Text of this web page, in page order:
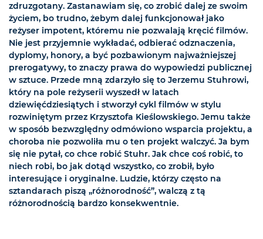
zdruzgotany. Zastanawiam się, co zrobić dalej ze swoim
życiem, bo trudno, żebym dalej funkcjonował jako
reżyser impotent, któremu nie pozwalają kręcić filmów.
Nie jest przyjemnie wykładać, odbierać odznaczenia,
dyplomy, honory, a być pozbawionym najważniejszej
prerogatywy, to znaczy prawa do wypowiedzi publicznej
w sztuce. Przede mną zdarzyło się to Jerzemu Stuhrowi,
który na pole reżyserii wyszedł w latach
dziewięćdziesiątych i stworzył cykl filmów w stylu
rozwiniętym przez Krzysztofa Kieślowskiego. Jemu także
w sposób bezwzględny odmówiono wsparcia projektu, a
choroba nie pozwoliła mu o ten projekt walczyć. Ja bym
się nie pytał, co chce robić Stuhr. Jak chce coś robić, to
niech robi, bo jak dotąd wszystko, co zrobił, było
interesujące i oryginalne. Ludzie, którzy często na
sztandarach piszą „różnorodność”, walczą z tą
różnorodnością bardzo konsekwentnie.